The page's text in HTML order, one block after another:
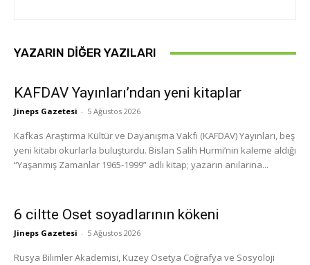
YAZARIN DIĞER YAZILARI
KAFDAV Yayınları’ndan yeni kitaplar
Jineps Gazetesi - 5 Ağustos 2026
Kafkas Araştırma Kültür ve Dayanışma Vakfı (KAFDAV) Yayınları, beş
yeni kitabı okurlarla buluşturdu. Bislan Salih Hurmi’nin kaleme aldığı
“Yaşanmış Zamanlar 1965-1999” adlı kitap; yazarın anılarına...
6 ciltte Oset soyadlarının kökeni
Jineps Gazetesi - 5 Ağustos 2026
Rusya Bilimler Akademisi, Kuzey Osetya Coğrafya ve Sosyoloji